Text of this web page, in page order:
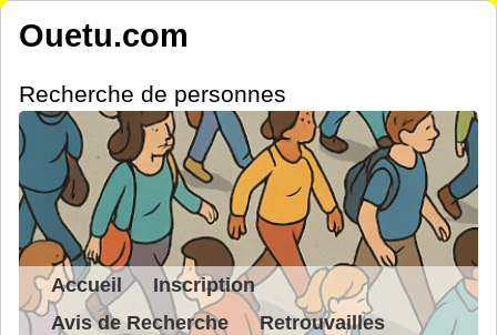
Ouetu.com
Recherche de personnes
Accueil
Inscription
Avis de Recherche
Retrouvailles